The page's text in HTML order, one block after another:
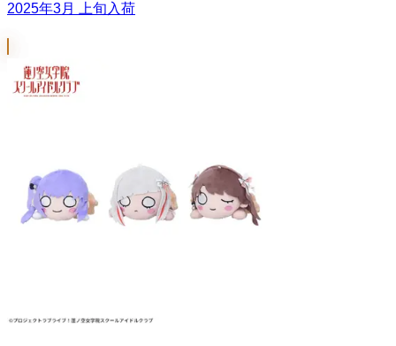
2025年3月 上旬入荷